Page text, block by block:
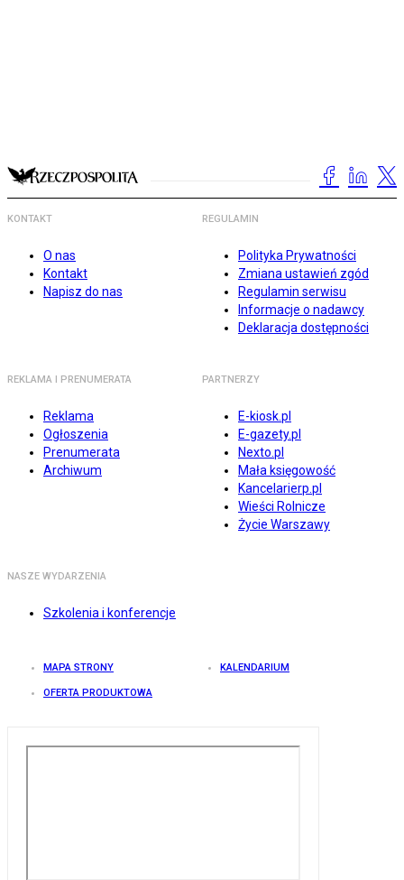
KONTAKT
O nas
Kontakt
Napisz do nas
REGULAMIN
Polityka Prywatności
Zmiana ustawień zgód
Regulamin serwisu
Informacje o nadawcy
Deklaracja dostępności
REKLAMA I PRENUMERATA
Reklama
Ogłoszenia
Prenumerata
Archiwum
PARTNERZY
E-kiosk.pl
E-gazety.pl
Nexto.pl
Mała księgowość
Kancelarierp.pl
Wieści Rolnicze
Życie Warszawy
NASZE WYDARZENIA
Szkolenia i konferencje
MAPA STRONY KALENDARIUM
OFERTA PRODUKTOWA